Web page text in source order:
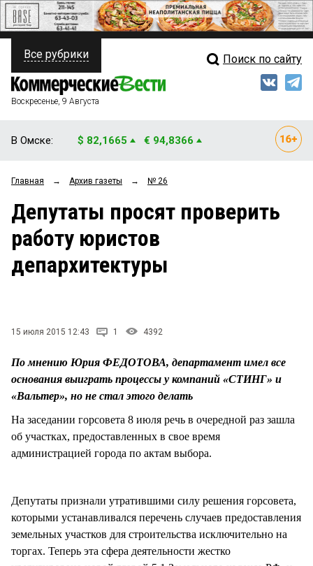
ПОЛИТИКА
ФИНАНСЫ
ОБЩЕСТВО
ЗАКОН
НОВОСТИ КОМПАНИЙ
Свежий выпуск
Рейтинги
Все рубрики Поиск по сайту
Воскресенье, 9 Августа
В Омске: $ 82,1665 € 94,8366
Главная → Архив газеты → № 26
Депутаты просят проверить
работу юристов
депархитектуры
15 июля 2015 12:43 1 4392
По мнению Юрия ФЕДОТОВА, департамент имел все
основания выиграть процессы у компаний «СТИНГ» и
«Вальтер», но не стал этого делать
На заседании горсовета 8 июля речь в очередной раз зашла
об участках, предоставленных в свое время
администрацией города по актам выбора.
Депутаты признали утратившими силу решения горсовета,
которыми устанавливался перечень случаев предоставления
земельных участков для строительства исключительно на
торгах. Теперь эта сфера деятельности жестко